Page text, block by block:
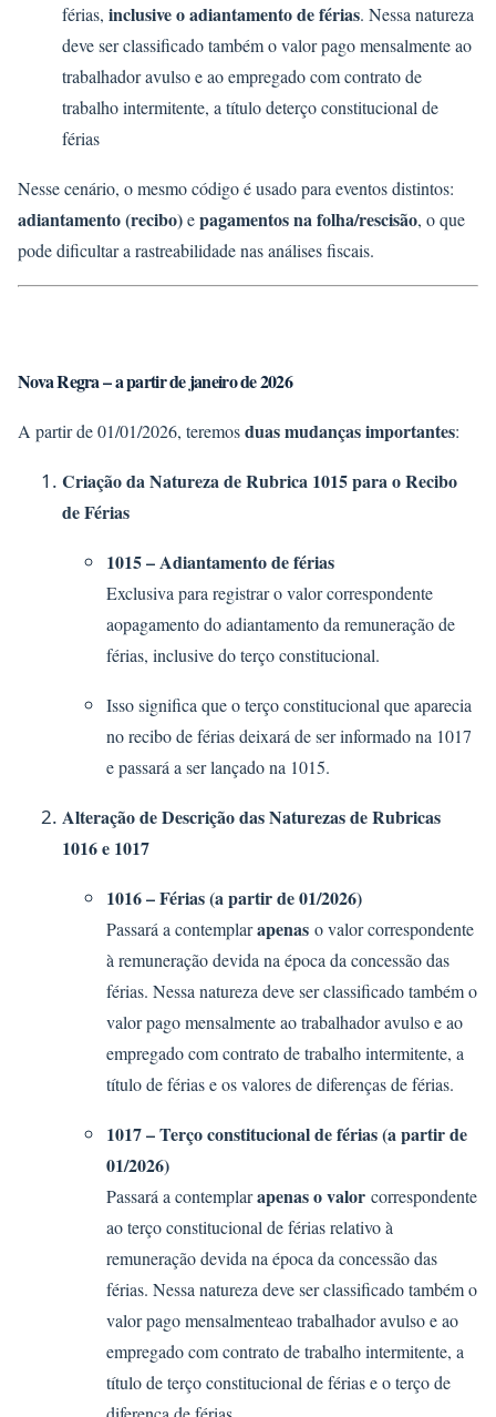
férias, inclusive o adiantamento de férias. Nessa natureza
deve ser classificado também o valor pago mensalmente ao
trabalhador avulso e ao empregado com contrato de
trabalho intermitente, a título deterço constitucional de
férias
Nesse cenário, o mesmo código é usado para eventos distintos:
adiantamento (recibo)epagamentos na folha/rescisão, o que
pode dificultar a rastreabilidade nas análises fiscais.
Nova Regra – a partir de janeiro de 2026
A partir de 01/01/2026, teremosduas mudanças importantes:
Criação da Natureza de Rubrica 1015 para o Recibo
de Férias
1015 – Adiantamento de férias
Exclusiva para registrar o valor correspondente
aopagamento do adiantamento da remuneração de
férias, inclusive do terço constitucional.
Isso significa que o terço constitucional que aparecia
no recibo de férias deixará de ser informado na 1017
e passará a ser lançado na 1015.
Alteração de Descrição das Naturezas de Rubricas
1016 e 1017
1016 – Férias (a partir de 01/2026)
Passará a contemplarapenas o valor correspondente
à remuneração devida na época da concessão das
férias. Nessa natureza deve ser classificado também o
valor pago mensalmente ao trabalhador avulso e ao
empregado com contrato de trabalho intermitente, a
título de férias e os valores de diferenças de férias.
1017 – Terço constitucional de férias (a partir de
01/2026)
Passará a contemplarapenas o valor correspondente
ao terço constitucional de férias relativo à
remuneração devida na época da concessão das
férias. Nessa natureza deve ser classificado também o
valor pago mensalmenteao trabalhador avulso e ao
empregado com contrato de trabalho intermitente, a
título de terço constitucional de férias e o terço de